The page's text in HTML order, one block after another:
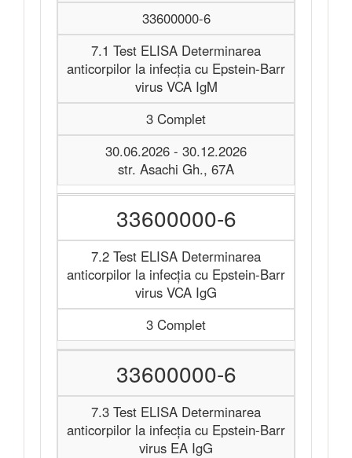
33600000-6
7.1 Test ELISA Determinarea
anticorpilor la infecția cu Epstein-Barr
virus VCA IgM
3 Complet
30.06.2026 - 30.12.2026
str. Asachi Gh., 67A
33600000-6
7.2 Test ELISA Determinarea
anticorpilor la infecția cu Epstein-Barr
virus VCA IgG
3 Complet
33600000-6
7.3 Test ELISA Determinarea
anticorpilor la infecția cu Epstein-Barr
virus EA IgG